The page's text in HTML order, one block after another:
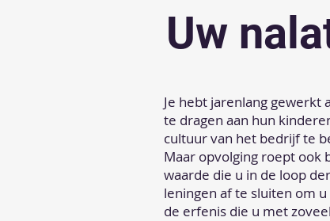
Uw
Je hebt jarenlang
te dragen aan hun
cultuur van het bedrijf te
Maar opvolging roept ook
waarde die u in de loop
leningen af te sluiten om
de erfenis die u met